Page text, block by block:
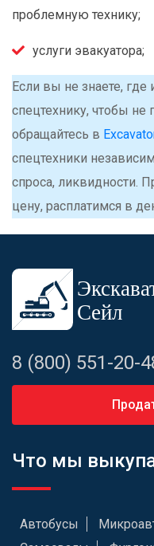
проблемную технику;
услуги эвакуатора;
Если вы не знаете,
спецтехнику, чтобы не
обращайтесь в
спецтехники
спроса, ликвидности.
цену, расплатимся в
8 (800) 551-20-
Что мы
Автобусы